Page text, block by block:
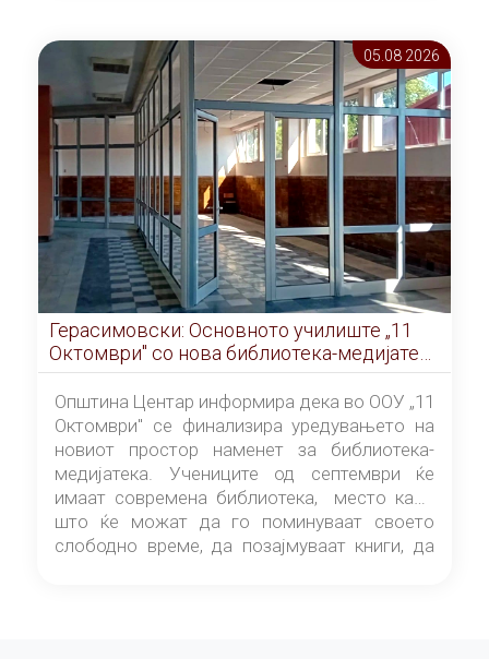
05.08 2026
Герасимовски: Основното училиште „11
Октомври" со нова библиотека-медијатека
од септември
Општина Центар информира дека во ООУ „11
Октомври" се финализира уредувањето на
новиот простор наменет за библиотека-
медијатека. Учениците од септември ќе
имаат современа библиотека, место каде
што ќе можат да го поминуваат своето
слободно време, да позајмуваат книги, да